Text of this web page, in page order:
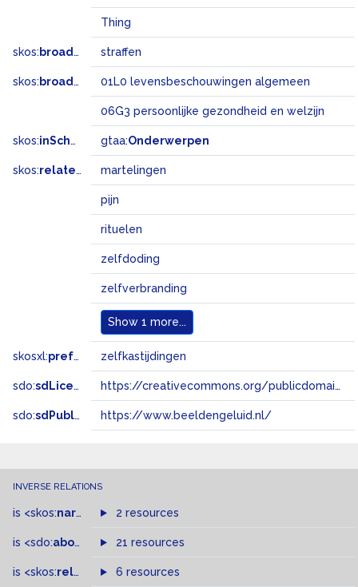
Thing
skos: broader straffen
skos: broadMatch 01L0 levensbeschouwingen algemeen
06G3 persoonlijke gezondheid en welzijn
skos:inScheme gtaa:Onderwerpen
skos:related martelingen
pijn
rituelen
zelfdoding
zelfverbranding
Show 1 more...
skosxl:prefLabel zelfkastijdingen
sdo:sdLicense https://creativecommons.org/publicdomain/zero/1.0/
sdo:sdPublisher https://www.beeldengeluid.nl/
INVERSE RELATIONS
is <skos:narrowMatch >of
2 resources
is <sdo:about of 21 resources
is <skos:related > of
6 resources